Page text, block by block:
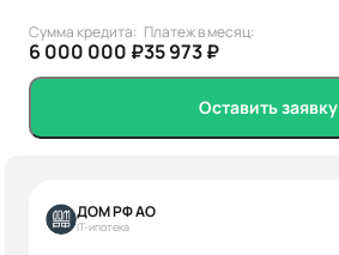
Сумма кредита:
6 000 000 ₽
Платеж в месяц:
35 973 ₽
Оставить заявку
ДОМ РФ АО
IT-ипотека